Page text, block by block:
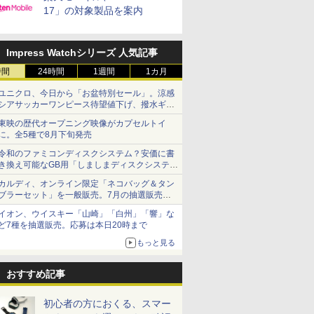
17」の対象製品を案内
Impress Watchシリーズ 人気記事
24時間 1週間 1カ月
ニクロ、今日から「お盆特別セール」。涼感
アサッカーワンピース待望値下げ、撥水ギア
ョーツは1990円に
映の歴代オープニング映像がカプセルトイ
。全5種で8月下旬発売
和のファミコンディスクシステム？安価に書
換え可能なGB用「しましまディスクシステ
」
ルディ、オンライン限定「ネコバッグ＆タン
ラーセット」を一般販売。7月の抽選販売の
選無効分
オン、ウイスキー「山崎」「白州」「響」な
7種を抽選販売。応募は本日20時まで
もっと見る
おすすめ記事
初心者の方におくる、スマー